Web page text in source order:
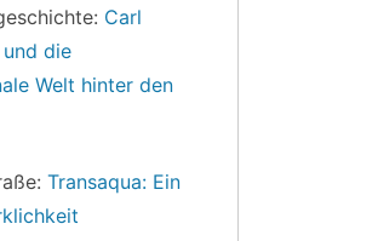
Carl
die
Welt hinter den
Transaqua: Ein